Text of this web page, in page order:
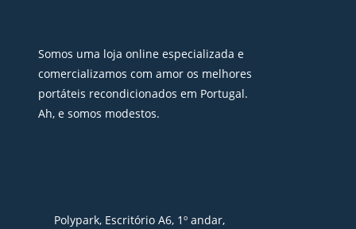
Somos uma loja online especializada e
comercializamos com amor os melhores
portáteis recondicionados em Portugal.
Ah, e somos modestos.
Polypark, Escritório A6, 1º andar,